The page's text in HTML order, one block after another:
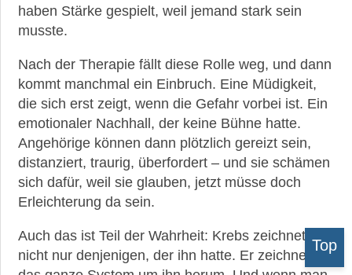
haben Stärke gespielt, weil jemand stark sein
musste.
Nach der Therapie fällt diese Rolle weg, und dann
kommt manchmal ein Einbruch. Eine Müdigkeit,
die sich erst zeigt, wenn die Gefahr vorbei ist. Ein
emotionaler Nachhall, der keine Bühne hatte.
Angehörige können dann plötzlich gereizt sein,
distanziert, traurig, überfordert – und sie schämen
sich dafür, weil sie glauben, jetzt müsse doch
Erleichterung da sein.
Auch das ist Teil der Wahrheit: Krebs zeichnet
nicht nur denjenigen, der ihn hatte. Er zeichnet
Top